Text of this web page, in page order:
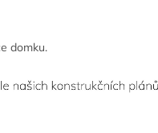
domku.